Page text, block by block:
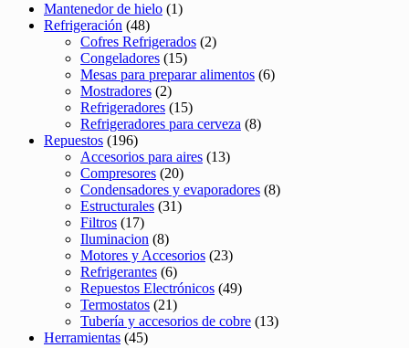
Mantenedor de hielo (1)
Refrigeración (48)
Cofres Refrigerados (2)
Congeladores (15)
Mesas para preparar alimentos (6)
Mostradores (2)
Refrigeradores (15)
Refrigeradores para cerveza (8)
Repuestos (196)
Accesorios para aires (13)
Compresores (20)
Condensadores y evaporadores (8)
Estructurales (31)
Filtros (17)
Iluminacion (8)
Motores y Accesorios (23)
Refrigerantes (6)
Repuestos Electrónicos (49)
Termostatos (21)
Tubería y accesorios de cobre (13)
Herramientas (45)